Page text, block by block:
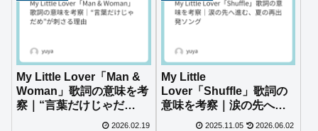
My Little Lover「Man &
Woman」歌詞の意味を考
察｜“言葉だけじゃだ
2026.02.19
My Little
Lover「Shuffle」歌詞の
意味を考察｜涙の先へ進
む、夏の再出発ソング
2025.11.05 2026.06.02